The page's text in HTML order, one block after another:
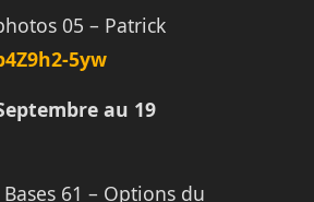
05 – Patrick
5yw
au 19
61 – Options du